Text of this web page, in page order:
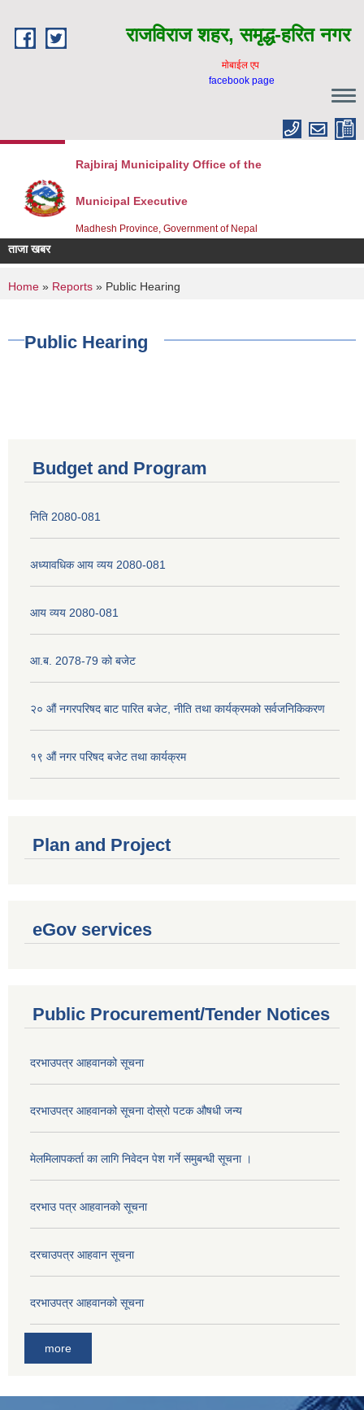
राजविराज शहर, समृद्ध-हरित नगर
माेबाईल एप
facebook page
Rajbiraj Municipality Office of the
Municipal Executive
Madhesh Province, Government of Nepal
ताजा खबर
You are here
Home » Reports » Public Hearing
Public Hearing
Budget and Program
निति 2080-081
अध्यावधिक आय व्यय 2080-081
आय व्यय 2080-081
आ.ब. 2078-79 को बजेट
२० औं नगरपरिषद बाट पारित बजेट, नीति तथा कार्यक्रमको सर्वजनिकिकरण
१९ औं नगर परिषद बजेट तथा कार्यक्रम
Plan and Project
eGov services
Public Procurement/Tender Notices
दरभाउपत्र आहवानको सूचना
दरभाउपत्र आहवानको सूचना दोस्रो पटक औषधी जन्य
मेलमिलापकर्ता का लागि निवेदन पेश गर्ने समुबन्धी सूचना ।
दरभाउ पत्र आहवानको सूचना
दरचाउपत्र आहवान सूचना
दरभाउपत्र आहवानको सूचना
more